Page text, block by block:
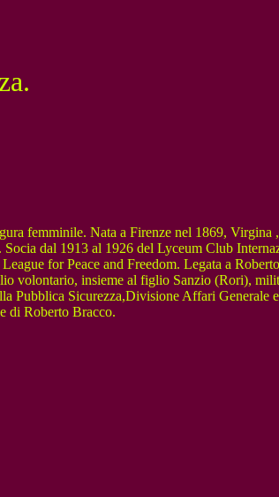
femminile. Nata a Firenze nel 1869,
dal 1913 al 1926 del Lyceum Club
for Peace and Freedom. Legata a
volontario, insieme al figlio Sanzio (Rori),
Pubblica Sicurezza,Divisione Affari Generale
di Roberto Bracco.